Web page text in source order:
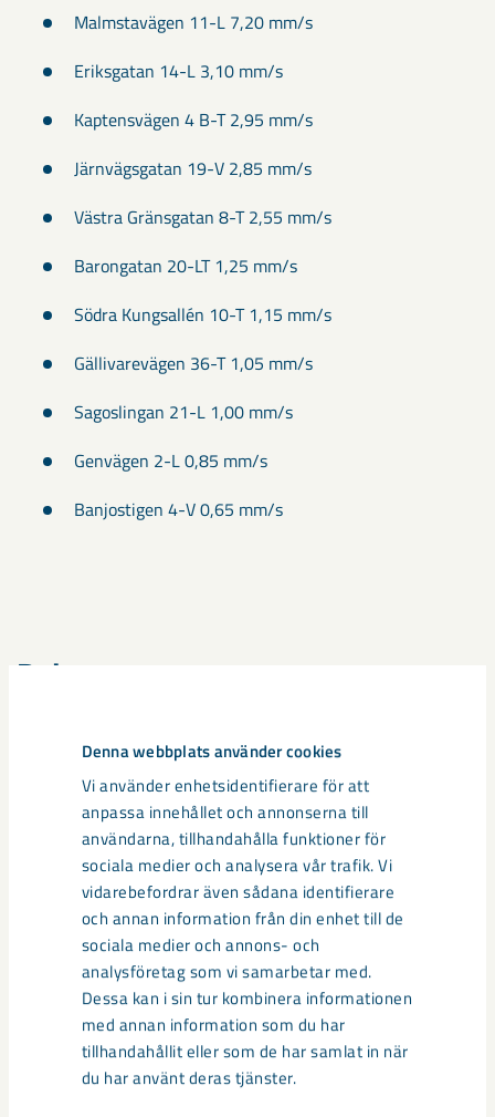
Denna webbplats använder cookies
Vi använder enhetsidentifierare för att
anpassa innehållet och annonserna till
användarna, tillhandahålla funktioner för
sociala medier och analysera vår trafik. Vi
vidarebefordrar även sådana identifierare
och annan information från din enhet till de
sociala medier och annons- och
analysföretag som vi samarbetar med.
Dessa kan i sin tur kombinera informationen
med annan information som du har
tillhandahållit eller som de har samlat in när
du har använt deras tjänster.
Malmstavägen 11-L 7,20 mm/s
Eriksgatan 14-L 3,10 mm/s
Kaptensvägen 4 B-T 2,95 mm/s
Järnvägsgatan 19-V 2,85 mm/s
Västra Gränsgatan 8-T 2,55 mm/s
Barongatan 20-LT 1,25 mm/s
Södra Kungsallén 10-T 1,15 mm/s
Gällivarevägen 36-T 1,05 mm/s
Sagoslingan 21-L 1,00 mm/s
Genvägen 2-L 0,85 mm/s
Banjostigen 4-V 0,65 mm/s
Dela
Taggar
Malmberget seismik
Relaterat innehåll